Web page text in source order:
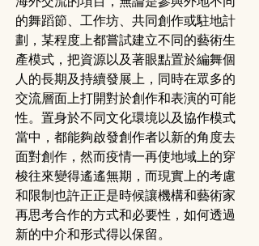
的舞蹈節、工作坊、共同創作或駐地計
劃，某程度上都嘗試建立不同的藝術生
產模式，把資源以及著眼點置於編舞個
人的長期及持續發展上，同時在眾多的
交流層面上打開對於創作和表演的可能
性。置身於不同文化環境以及協作模式
當中，都能夠啟發創作者以新的角度去
面對創作，然而疫情一再使地域上的穿
梭往來變得遙遙無期，而現實上的考慮
和限制也許正正是時候讓機構和藝術家
再思考合作的方式和必要性，如何透過
新的中介和形式得以保留。